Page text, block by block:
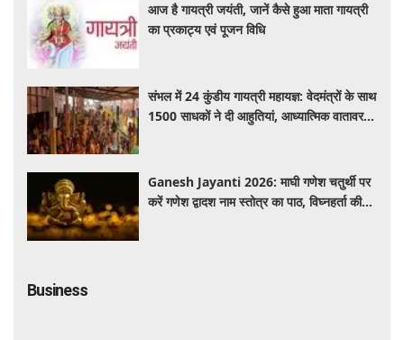
आज है गायत्री जयंती, जानें कैसे हुआ माता गायत्री
का प्रकाट्य एवं पूजन विधि
संभल में 24 कुंडीय गायत्री महायज्ञ: वेदमंत्रों के साथ
1500 साधकों ने दी आहुतियां, आध्यात्मिक वातावरण
Ganesh Jayanti 2026: माघी गणेश चतुर्थी पर
करें गणेश द्वादश नाम स्तोत्र का पाठ, विघ्नहर्ता की
Business